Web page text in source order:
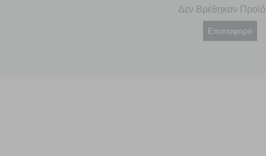
Δεν Βρέθηκαν
Επαναφορά